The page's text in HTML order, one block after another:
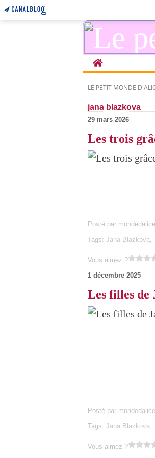
Home
LE PETIT MONDE
jana blazkova
29 mars 2026
Les trois
Posté par
Tags: Jana Blazkova,
Vous aimez ?
1 décembre 2025
Les filles de
Posté par
Tags: Jana Blazkova,
Vous aimez ?